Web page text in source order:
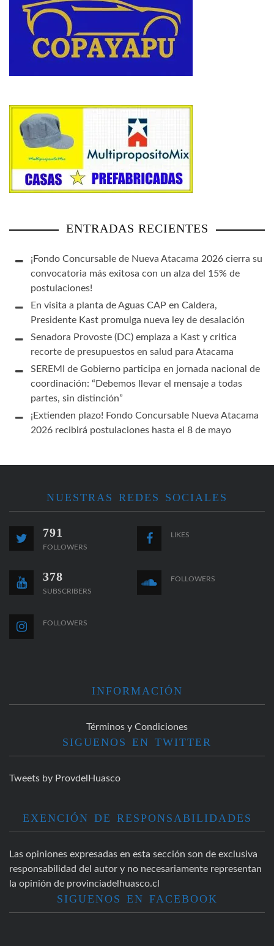
ENTRADAS RECIENTES
¡Fondo Concursable de Nueva Atacama 2026 cierra su
convocatoria más exitosa con un alza del 15% de
postulaciones!
En visita a planta de Aguas CAP en Caldera,
Presidente Kast promulga nueva ley de desalación
Senadora Provoste (DC) emplaza a Kast y critica
recorte de presupuestos en salud para Atacama
SEREMI de Gobierno participa en jornada nacional de
coordinación: “Debemos llevar el mensaje a todas
partes, sin distinción”
¡Extienden plazo! Fondo Concursable Nueva Atacama
2026 recibirá postulaciones hasta el 8 de mayo
NUESTRAS REDES SOCIALES
791
FOLLOWERS
LIKES
378
SUBSCRIBERS
FOLLOWERS
FOLLOWERS
INFORMACIÓN
Términos y Condiciones
SIGUENOS EN TWITTER
Tweets by ProvdelHuasco
EXENCIÓN DE RESPONSABILIDADES
Las opiniones expresadas en esta sección son de exclusiva
responsabilidad del autor y no necesariamente representan
la opinión de provinciadelhuasco.cl
SIGUENOS EN FACEBOOK